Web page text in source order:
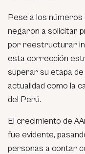
Pese a los
negaron a solicitar
por reestructurar
esta corrección
superar su etapa
actualidad como la
del Perú.
El crecimiento de
fue evidente,
personas a contar